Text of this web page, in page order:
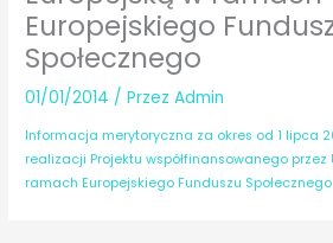
Europejskiego
Społecznego
01/01/2014 / PrzezAdmin
Informacja merytoryczna za okres od 1 lipca
realizacji Projektu współfinansowanego przez
ramach Europejskiego Funduszu Społecznego